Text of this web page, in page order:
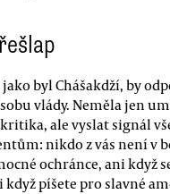
jako byl Chášakdží, by
vlády. Neměla jen
ale vyslat signál
nikdo z vás není v
ochránce, ani když
když píšete pro slavné